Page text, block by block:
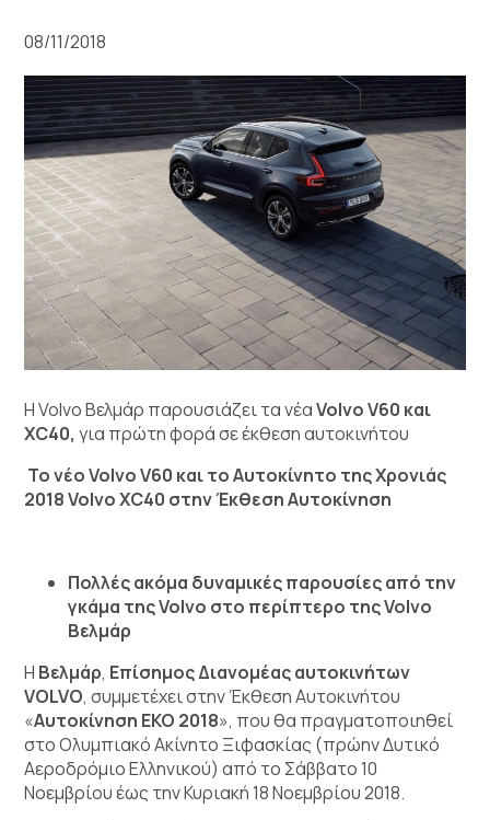
08/11/2018
H Volvo Βελμάρ παρουσιάζει τα νέαVolvoV60 και
XC40, για πρώτη φορά σε έκθεση αυτοκινήτου
Το νέοVolvoV60 και τοΑυτοκίνητο της Χρονιάς
2018 Volvo XC40 στην Έκθεση Αυτοκίνηση
Πολλές ακόμα δυναμικές παρουσίες από την
γκάμα τηςVolvo στο περίπτερο τηςVolvo
Βελμάρ
Η Βελμάρ, Επίσημος Διανομέας αυτοκινήτων
VOLVO, συμμετέχει στην Έκθεση Αυτοκινήτου
«Αυτοκίνηση EKO 2018», που θα πραγματοποιηθεί
στο Ολυμπιακό Ακίνητο Ξιφασκίας (πρώην Δυτικό
Αεροδρόμιο Ελληνικού) από το Σάββατο 10
Νοεμβρίου έως την Κυριακή 18 Νοεμβρίου 2018.